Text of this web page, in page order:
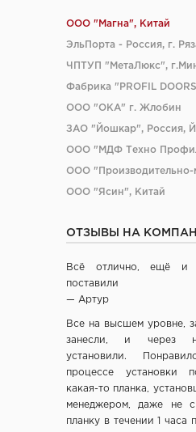
ООО "Магна", Китай
ЭльПорта - Россия, г.
ЧПТУП "МетаЛюкс",
Фабрика "PROFIL
ООО "ОКА" г. Жлобин
ЗАО "Йошкар", Россия,
ООО "МДФ Техно
ООО "Производительно-
ООО "Ясин", Китай
ООО "Промет", г. Москва
Verda ЗАО "ПО
ОАО "Стройдетали" г.
ОАО Лесплитинвест,
ООО "Вудрев" г. Мозырь
СООО Исток- Инвест, г.
ОДО "ВИСТ", г.
ОТЗЫВЫ НА
Всё отлично, ещё и
поставили
— Артур
Все на высшем уровне,
занесли, и через
установили.
процессе установки
какая-то планка,
менеджером, даже не
планку в течении 1 часа